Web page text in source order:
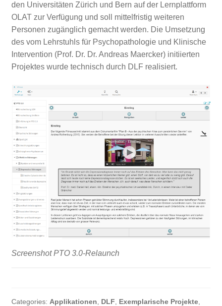
den Universitäten Zürich und Bern auf der Lernplattform
OLAT zur Verfügung und soll mittelfristig weiteren
Personen zugänglich gemacht werden. Die Umsetzung
des vom Lehrstuhls für Psychopathologie und Klinische
Intervention (Prof. Dr. Dr. Andreas Maercker) initiierten
Projektes wurde technisch durch DLF realisiert.
Screenshot PTO 3.0-Relaunch
Categories: Applikationen DLF Exemplarische Projekte,